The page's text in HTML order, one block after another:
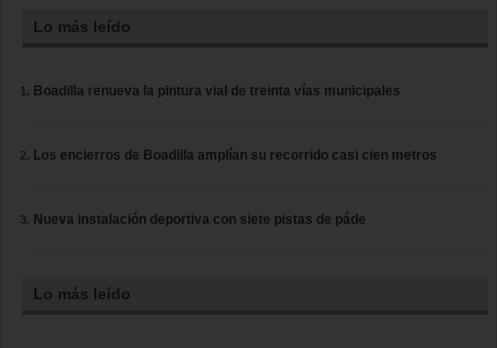
Lo más leído
Boadilla renueva la pintura vial de treinta vías municipales
Los encierros de Boadilla amplían su recorrido casi cien metros
Nueva instalación deportiva con siete pistas de páde
Lo más leído